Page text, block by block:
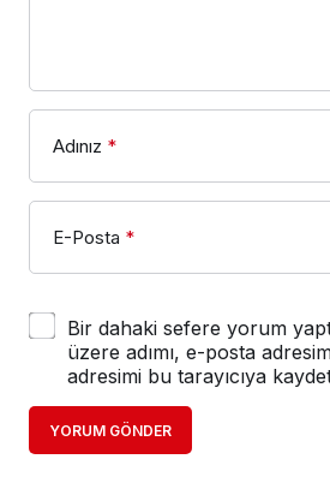
Adınız *
E-Posta *
Bir dahaki sefere yorum
üzere adımı, e-posta
adresimi bu tarayıcıya
YORUM GÖNDER